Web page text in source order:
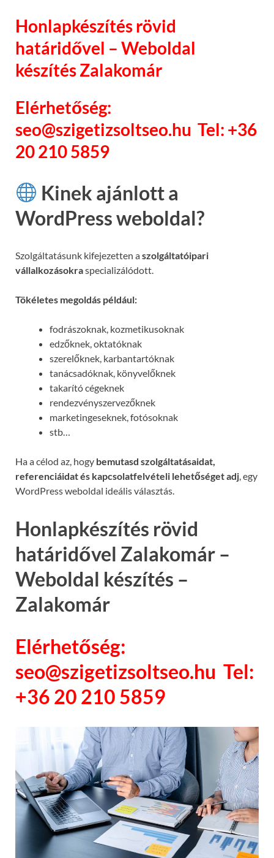
Honlapkészítés rövid
határidővel – Weboldal
készítés Zalakomár
Elérhetőség:
seo@szigetizsoltseo.hu Tel: +36
20 210 5859
Kinek ajánlott a
WordPress weboldal?
Szolgáltatásunk kifejezetten aszolgáltatóipari
vállalkozásokraspecializálódott.
Tökéletes megoldás például:
fodrászoknak, kozmetikusoknak
edzőknek, oktatóknak
szerelőknek, karbantartóknak
tanácsadóknak, könyvelőknek
takarító cégeknek
rendezvényszervezőknek
marketingeseknek, fotósoknak
stb…
Ha a célod az, hogy bemutasd szolgáltatásaidat,
referenciáidat és kapcsolatfelvételi lehetőséget adj , egy
WordPress weboldal ideális választás.
Honlapkészítés rövid
határidővel Zalakomár –
Weboldal készítés –
Zalakomár
Elérhetőség:
seo@szigetizsoltseo.hu Tel:
+36 20 210 5859